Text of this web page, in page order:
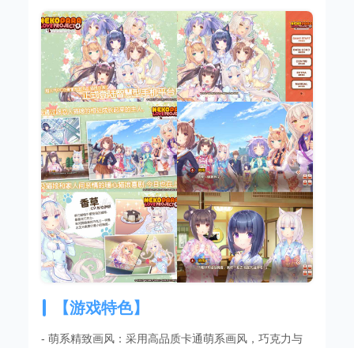
【游戏特色】
- 萌系精致画风：采用高品质卡通萌系画风，巧克力与